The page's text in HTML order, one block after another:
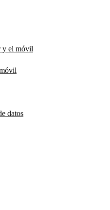
y el móvil
datos